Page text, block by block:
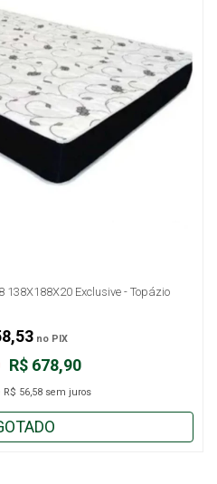
Exclusive - Topázio
R$ 678,90
R$ 56,58 sem juros
no PIX